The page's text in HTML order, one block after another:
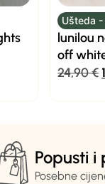
Ušteda
lunilou
off
24,90€
Popusti i
Posebne